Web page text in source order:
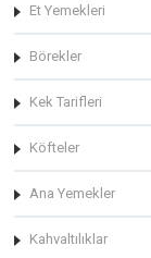
Et Yemekleri
Börekler
Kek Tarifleri
Köfteler
Ana Yemekler
Kahvaltılıklar